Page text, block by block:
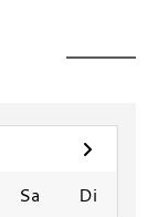
Sa
Di